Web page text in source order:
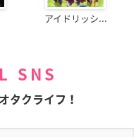
アイドリッシ...
SNS
タクライフ！